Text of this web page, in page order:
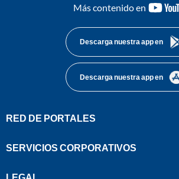
Más contenido en
Descarga nuestra app en
Descarga nuestra app en
RED DE PORTALES
SERVICIOS CORPORATIVOS